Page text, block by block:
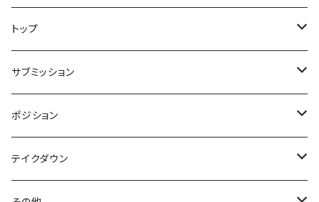
須藤拓真
稲葉洋人
中村剛士
ジエゴエンリケ
クラス
ドリル
スパーリング
クローズド
ベーシック
ラバー
ハーフ
ノーマル
ニーシールドハーフ
オープン
片襟片袖
デラヒーバ
シッティング
シッティング
トップ
ガード解除orガードブレイク
vs(各ガード名称)
パスガード
トレアドール
クロスグリップ
バックテイク
ベリンボロ
サブミッション
極め技
ヒールフック
フットロック
絞め技
三角絞め
ポジション
ポジション(エスケープ含む)
マウント
テイクダウン